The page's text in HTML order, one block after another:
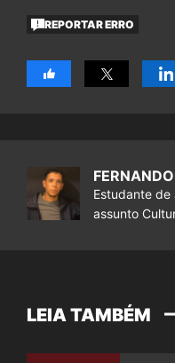
REPORTAR ERRO
Estudante de
assunto
LEIA TAMBÉM